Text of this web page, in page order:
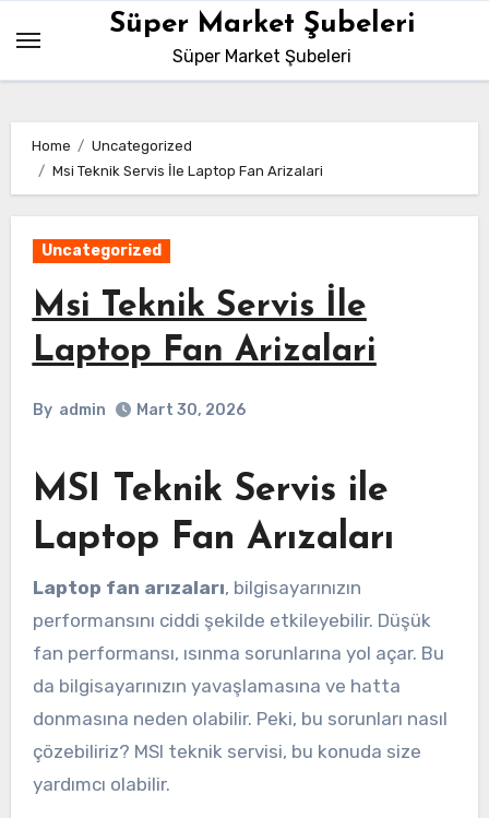
content
Süper Market Şubeleri
Süper Market Şubeleri
Home
Uncategorized
Msi Teknik Servis İle Laptop Fan Arizalari
Uncategorized
Msi Teknik Servis İle
Laptop Fan Arizalari
By admin Mart 30, 2026
MSI Teknik Servis ile
Laptop Fan Arızaları
Laptop fan arızaları, bilgisayarınızın
performansını ciddi şekilde etkileyebilir. Düşük
fan performansı, ısınma sorunlarına yol açar. Bu
da bilgisayarınızın yavaşlamasına ve hatta
donmasına neden olabilir. Peki, bu sorunları nasıl
çözebiliriz? MSI teknik servisi, bu konuda size
yardımcı olabilir.